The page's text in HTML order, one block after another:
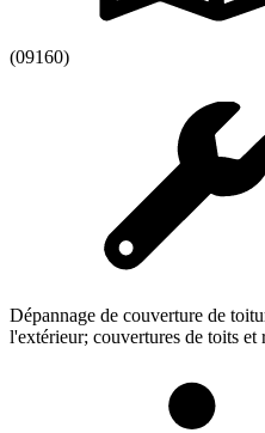
(09160)
Dépannage de couverture de
l'extérieur; couvertures de toits et